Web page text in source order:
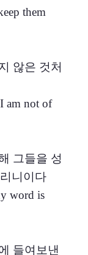
them
않은 것처
am not of
그들을 성
니이다
word is
들여보낸